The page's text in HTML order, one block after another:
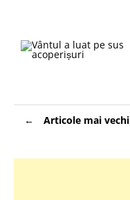
Navigare
în Articole mai vechi